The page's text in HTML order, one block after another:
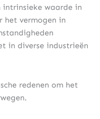
intrinsieke waarde in
het vermogen in
in diverse industrieën
redenen om het